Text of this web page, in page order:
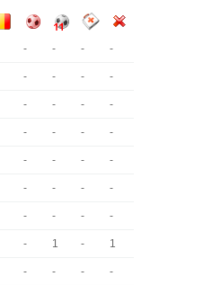
- - - -
- - - -
- - - -
- - - -
- - - -
- - - -
- - - -
- 1 - 1
- - - -